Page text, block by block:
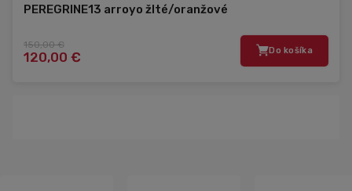
PEREGRINE13 arroyo žlté/oranžové
150,00 €
120,00 € Do košíka